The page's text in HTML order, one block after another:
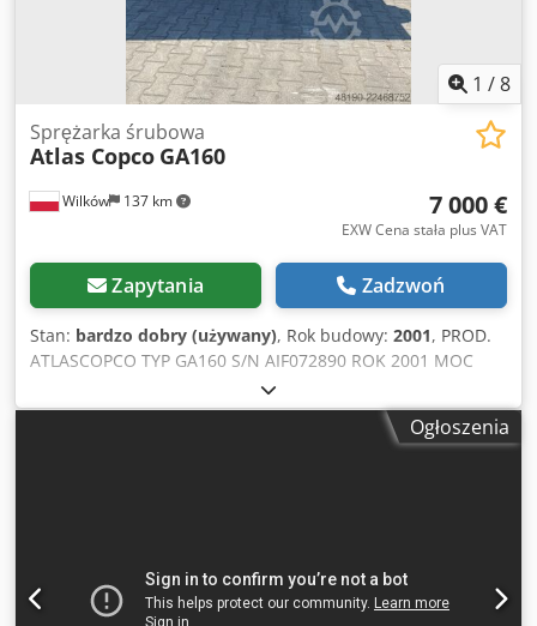
1 /8
Wilków 137 km
Sprężarka śrubowa
Atlas Copco GA160
7 000 €
EXW Cena stała plus VAT
Zapytania Zadzwoń
Stan: bardzo dobry (używany), Rok budowy: 2001, PROD.
ATLASCOPCO TYP GA160 S/N AIF072890 ROK 2001 MOC
(kW) 167 WYDAJ. (m3/min) 21 CIS (bar) 8.5 GODZ
(DOC/OGÓL) Cedpozq Afusfx Aczoha FALOWNIK nie WBUD.
OSUSZACZ nie WYMIENNIK nie CHŁODZONA (POW/WODA)
Ogłoszenia